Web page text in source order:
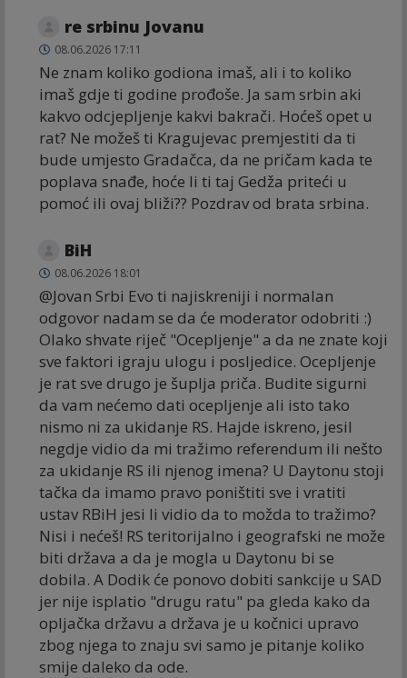
re srbinu Jovanu
08.06.2026 17:11
Ne znam koliko godiona imaš, ali i to koliko
imaš gdje ti godine prođoše. Ja sam srbin aki
kakvo odcjepljenje kakvi bakrači. Hoćeš opet u
rat? Ne možeš ti Kragujevac premjestiti da ti
bude umjesto Gradačca, da ne pričam kada te
poplava snađe, hoće li ti taj Gedža priteći u
pomoć ili ovaj bliži?? Pozdrav od brata srbina.
BiH
08.06.2026 18:01
@Jovan Srbi Evo ti najiskreniji i normalan
odgovor nadam se da će moderator odobriti :)
Olako shvate riječ "Ocepljenje" a da ne znate koji
sve faktori igraju ulogu i posljedice. Ocepljenje
je rat sve drugo je šuplja priča. Budite sigurni
da vam nećemo dati ocepljenje ali isto tako
nismo ni za ukidanje RS. Hajde iskreno, jesil
negdje vidio da mi tražimo referendum ili nešto
za ukidanje RS ili njenog imena? U Daytonu stoji
tačka da imamo pravo poništiti sve i vratiti
ustav RBiH jesi li vidio da to možda to tražimo?
Nisi i nećeš! RS teritorijalno i geografski ne može
biti država a da je mogla u Daytonu bi se
dobila. A Dodik će ponovo dobiti sankcije u SAD
jer nije isplatio "drugu ratu" pa gleda kako da
opljačka državu a država je u kočnici upravo
zbog njega to znaju svi samo je pitanje koliko
smije daleko da ode.